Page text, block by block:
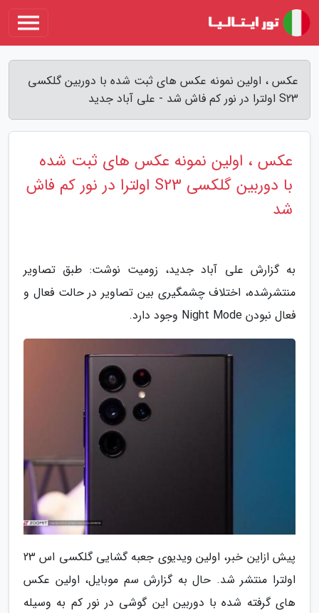
عکس ، اولین نمونه عکس های ثبت شده با دوربین گلکسی
S23 اولترا در نور کم فاش شد - علی آباد جدید
عکس ، اولین نمونه عکس های ثبت شده
با دوربین گلکسی S23 اولترا در نور کم فاش
شد
به گزارش علی آباد جدید، زومیت نوشت: طبق تصاویر
منتشرشده، اختلاف چشمگیری بین تصاویر در حالت فعال و
فعال نبودن Night Mode وجود دارد.
پیش ازاین خبر، اولین ویدیوی جعبه گشایی گلکسی اس 23
اولترا منتشر شد. حال به گزارش سم موبایل، اولین عکس
های گرفته شده با دوربین این گوشی در نور کم به وسیله